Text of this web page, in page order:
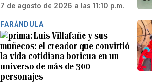
7 de agosto de 2026 a las 11:10 p.m.
FARÁNDULA
Luis Villafañe y sus
muñecos: el creador que convirtió
la vida cotidiana boricua en un
universo de más de 300
personajes